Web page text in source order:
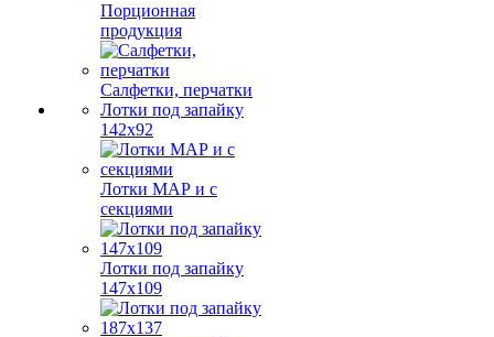
Порционная
продукция
Салфетки, перчатки
Лотки под запайку
142х92
Лотки МАР и с
секциями
Лотки под запайку
147х109